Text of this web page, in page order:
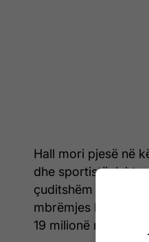
Hall mori pjesë në
dhe sportistë.
çuditshëm
mbrëmjes kundër
19 milionë ndjekës